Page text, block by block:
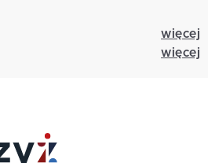
więcej
więcej